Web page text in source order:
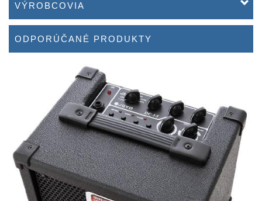
VÝROBCOVIA
ODPORÚČANÉ PRODUKTY